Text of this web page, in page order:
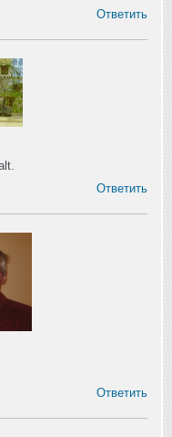
Ответить
Ответить
Ответить